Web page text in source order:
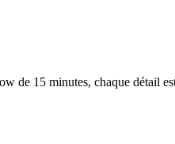
de 15 minutes, chaque détail